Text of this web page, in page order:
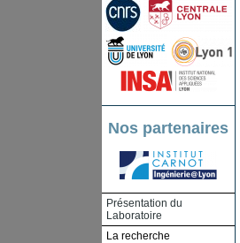
Nos partenaires
Présentation du
Laboratoire
La recherche